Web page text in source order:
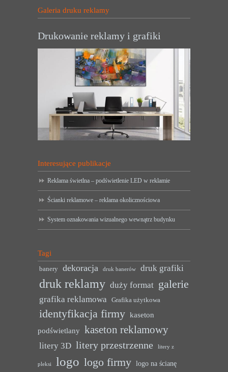
Galeria druku reklamy
Drukowanie reklamy i grafiki
Interesujące publikacje
Reklama świetlna – podświetlenie LED w reklamie
Ścianki reklamowe – reklama okolicznościowa
System oznakowania wizualnego wewnątrz budynku
Tagi
banery dekoracja druk banerów druk grafiki
druk reklamy duży format galerie
grafika reklamowa Grafika użytkowa
identyfikacja firmy kaseton
podświetlany kaseton reklamowy
litery 3D litery przestrzenne litery z
pleksi logo logo firmy logo na ścianę